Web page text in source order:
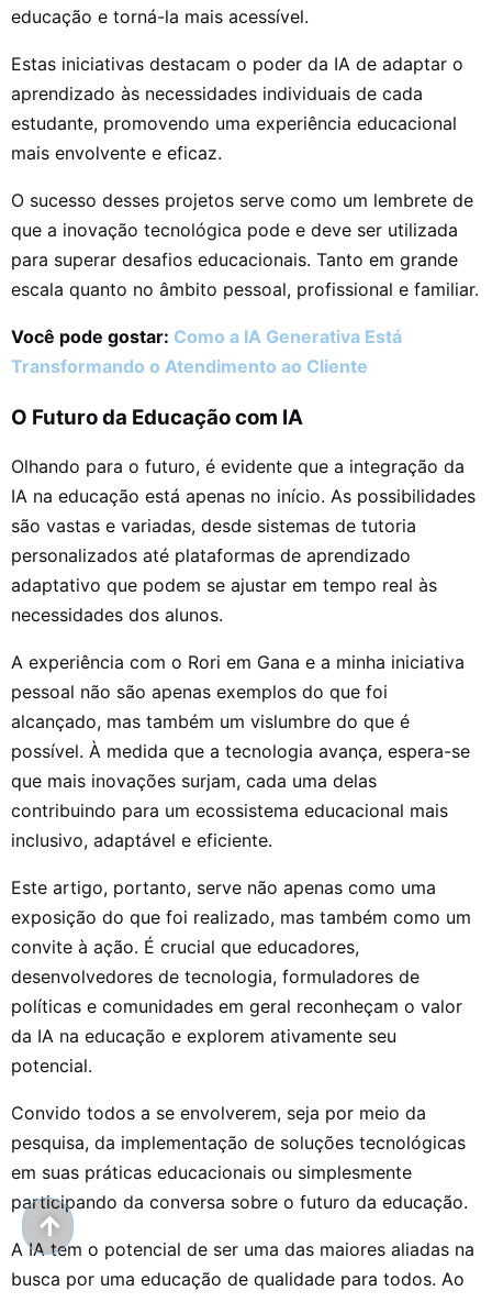
educação e torná-la mais acessível.
Estas iniciativas destacam o poder da IA de adaptar o
aprendizado às necessidades individuais de cada
estudante, promovendo uma experiência educacional
mais envolvente e eficaz.
O sucesso desses projetos serve como um lembrete de
que a inovação tecnológica pode e deve ser utilizada
para superar desafios educacionais. Tanto em grande
escala quanto no âmbito pessoal, profissional e familiar.
Você pode gostar: Como a IA Generativa Está
Transformando o Atendimento ao Cliente
O Futuro da Educação com IA
Olhando para o futuro, é evidente que a integração da
IA na educação está apenas no início. As possibilidades
são vastas e variadas, desde sistemas de tutoria
personalizados até plataformas de aprendizado
adaptativo que podem se ajustar em tempo real às
necessidades dos alunos.
A experiência com o Rori em Gana e a minha iniciativa
pessoal não são apenas exemplos do que foi
alcançado, mas também um vislumbre do que é
possível. À medida que a tecnologia avança, espera-se
que mais inovações surjam, cada uma delas
contribuindo para um ecossistema educacional mais
inclusivo, adaptável e eficiente.
Este artigo, portanto, serve não apenas como uma
exposição do que foi realizado, mas também como um
convite à ação. É crucial que educadores,
desenvolvedores de tecnologia, formuladores de
políticas e comunidades em geral reconheçam o valor
da IA na educação e explorem ativamente seu
potencial.
Convido todos a se envolverem, seja por meio da
pesquisa, da implementação de soluções tecnológicas
em suas práticas educacionais ou simplesmente
participando da conversa sobre o futuro da educação.
A IA tem o potencial de ser uma das maiores aliadas na
busca por uma educação de qualidade para todos. Ao